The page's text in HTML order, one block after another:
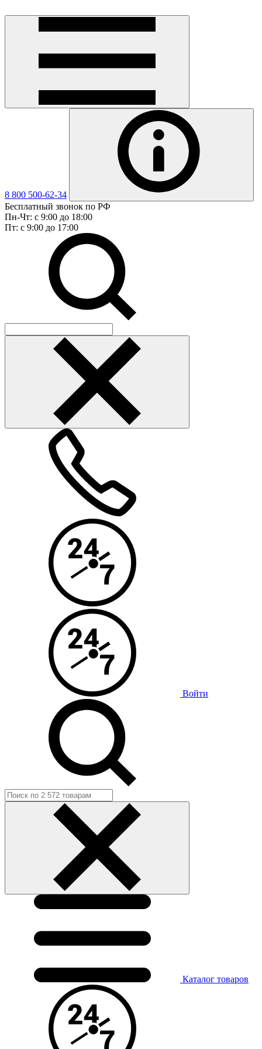
8 800 500-62-34
Бесплатный звонок по РФ
Пн-Чт: с 9:00 до 18:00
Пт: с 9:00 до 17:00
Войти
Каталог товаров